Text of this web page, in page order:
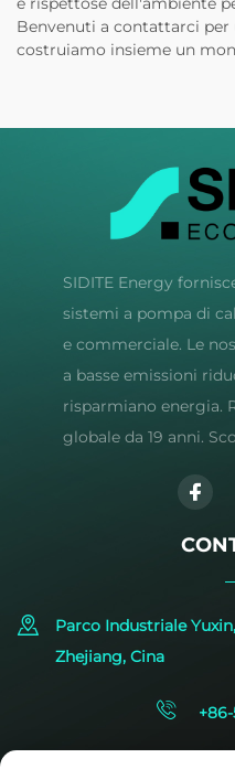
Benvenuti a contattarci
costruiamo insieme un
SIDITE Energy
sistemi a pompa di
e commerciale. Le
a basse emissioni
risparmiano energia.
globale da 19 anni.
Parco Industriale
Zhejiang, Cina